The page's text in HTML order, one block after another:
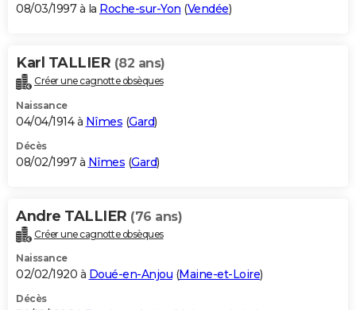
08/03/1997 à la Roche-sur-Yon (Vendée)
Karl TALLIER (82 ans)
Créer une cagnotte obsèques
Naissance
04/04/1914 à Nîmes (Gard)
Décès
08/02/1997 à Nîmes (Gard)
Andre TALLIER (76 ans)
Créer une cagnotte obsèques
Naissance
02/02/1920 à Doué-en-Anjou (Maine-et-Loire)
Décès